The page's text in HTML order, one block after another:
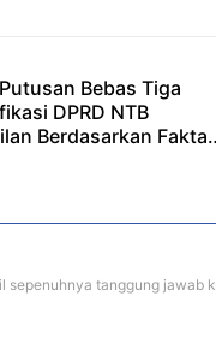
Bebas Tiga
DPRD NTB
Berdasarkan Fakta
sepenuhnya tanggung jawab